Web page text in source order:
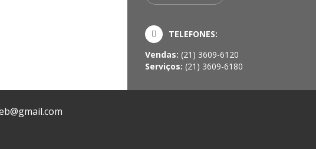
TELEFONES:
Vendas: (21) 3609-6120
Serviços: (21) 3609-6180